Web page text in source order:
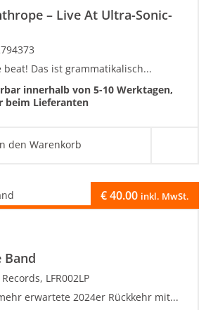
– Live At Ultra-Sonic-
beat! Das ist grammatikalisch...
innerhalb von 5-10 Werktagen,
beim Lieferanten
den Warenkorb
Band
€40.00 inkl. MwSt.
LFR002LP
erwartete 2024er Rückkehr mit...